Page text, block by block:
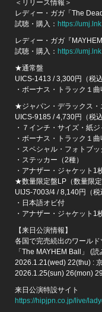
＜リリース情報＞
レディー・ガガ「The
試聴・購入： https://
レディー・ガガ『
試聴・購入： https://
★通常盤
UICS-1413 / 3,300円（税
・ボーナス・トラック１
★ジャパン・デラックス・
UICS-9185 / 4,730円（税
・７インチ・サイズ・紙
・ボーナス・トラック１
・スペシャル・フォトブッ
・ステッカー（2種）
・アナザー・ジャケット1
★数量限定盤LP（数量限定
UIJS-7003/4 / 8,140円（
・日本語オビ付
・アナザー・ジャケット1
【来日公演情報】
各国で完売続出のワールド
「The MAYHEM Ball」 (
2026.1.21(wed) 22(thu) :
2026.1.25(sun) 26(mon)
来日公演特設サイト
https://hipjpn.co.jp/live/